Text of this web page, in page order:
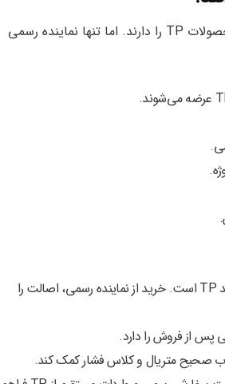
در بازار گسترده تجهیزات صنعتی ایران، نمایندگی‌های متعددی ادعای فروش محصولات TP را دارند. اما تنها نماینده رسمی
بازار تجهیزات صنعتی ایران پر از کالاهای فیک با برند TP است. خرید از نماینده رسمی، اصالت را
پس از فروش را دارد.
صحیح متریال و کلاس فشار کمک کند.